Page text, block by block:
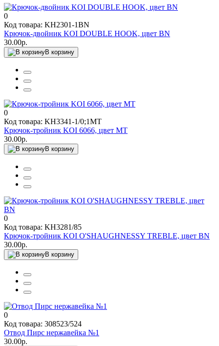
0
Код товара: KH2301-1BN
Крючок-двойник KOI DOUBLE HOOK, цвет BN
30.00р.
В корзину
0
Код товара: KH3341-1/0;1MT
Крючок-тройник KOI 6066, цвет MT
30.00р.
В корзину
0
Код товара: KH3281/85
Крючок-тройник KOI O'SHAUGHNESSY TREBLE, цвет BN
30.00р.
В корзину
0
Код товара: 308523/524
Отвод Пирс нержавейка №1
30.00р.